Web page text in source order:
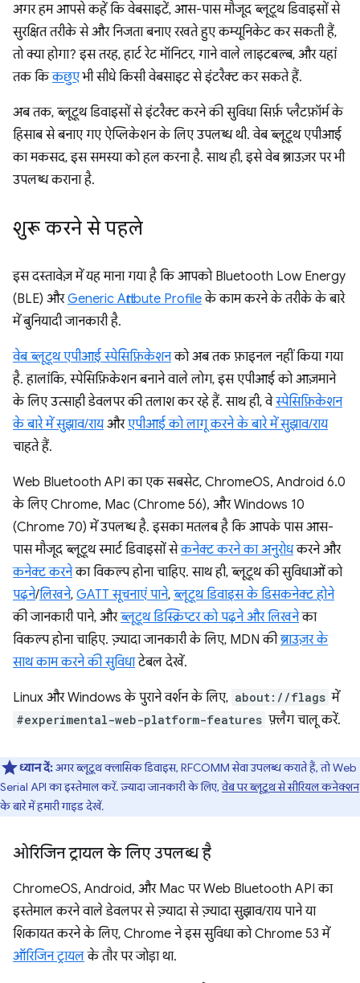
अगर हम आपसे कहें कि वेबसाइटें, आस-पास मौजूद ब्लूटूथ डिवाइसों से
सुरक्षित तरीके से और निजता बनाए रखते हुए कम्यूनिकेट कर सकती हैं,
तो क्या होगा? इस तरह, हार्ट रेट मॉनिटर, गाने वाले लाइटबल्ब, और यहां
तक किकछुएभी सीधे किसी वेबसाइट से इंटरैक्ट कर सकते हैं.
अब तक, ब्लूटूथ डिवाइसों से इंटरैक्ट करने की सुविधा सिर्फ़ प्लैटफ़ॉर्म के
हिसाब से बनाए गए ऐप्लिकेशन के लिए उपलब्ध थी. वेब ब्लूटूथ एपीआई
का मकसद, इस समस्या को हल करना है. साथ ही, इसे वेब ब्राउज़र पर भी
उपलब्ध कराना है.
शुरू करने से पहले
इस दस्तावेज़ में यह माना गया है कि आपको Bluetooth Low Energy
(BLE) औरGeneric Attribute Profileके काम करने के तरीके के बारे
में बुनियादी जानकारी है.
वेब ब्लूटूथ एपीआई स्पेसिफ़िकेशनको अब तक फ़ाइनल नहीं किया गया
है. हालांकि, स्पेसिफ़िकेशन बनाने वाले लोग, इस एपीआई को आज़माने
के लिए उत्साही डेवलपर की तलाश कर रहे हैं. साथ ही, वेस्पेसिफ़िकेशन
के बारे में सुझाव/रायऔरएपीआई को लागू करने के बारे में सुझाव/राय
चाहते हैं.
Web Bluetooth API का एक सबसेट, ChromeOS, Android 6.0
के लिए Chrome, Mac (Chrome 56), और Windows 10
(Chrome 70) में उपलब्ध है. इसका मतलब है कि आपके पास आस-
पास मौजूद ब्लूटूथ स्मार्ट डिवाइसों सेकनेक्ट करने का अनुरोधकरने और
कनेक्ट करनेका विकल्प होना चाहिए. साथ ही, ब्लूटूथ की सुविधाओं को
पढ़ने/लिखने, GATT सूचनाएं पाने, ब्लूटूथ डिवाइस के डिसकनेक्ट होने
की जानकारी पाने, औरब्लूटूथ डिस्क्रिप्टर को पढ़ने और लिखनेका
विकल्प होना चाहिए. ज़्यादा जानकारी के लिए, MDN कीब्राउज़र के
साथ काम करने की सुविधाटेबल देखें.
Linux और Windows के पुराने वर्शन के लिए, about://flags में
#experimental-web-platform-features फ़्लैग चालू करें.
ध्यान दें:अगर ब्लूटूथ क्लासिक डिवाइस, RFCOMM सेवा उपलब्ध कराते हैं, तो Web
Serial API का इस्तेमाल करें. ज़्यादा जानकारी के लिए,वेब पर ब्लूटूथ से सीरियल कनेक्शन
के बारे में हमारी गाइड देखें.
ओरिजिन ट्रायल के लिए उपलब्ध है
ChromeOS, Android, और Mac पर Web Bluetooth API का
इस्तेमाल करने वाले डेवलपर से ज़्यादा से ज़्यादा सुझाव/राय पाने या
शिकायत करने के लिए, Chrome ने इस सुविधा को Chrome 53 में
ऑरिजिन ट्रायलके तौर पर जोड़ा था.